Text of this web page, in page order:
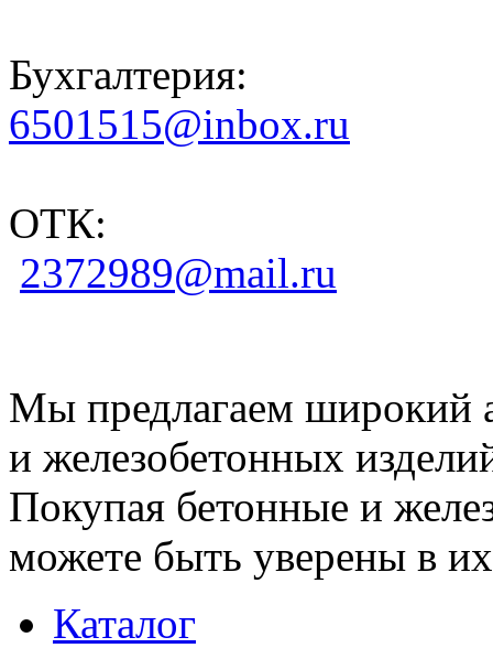
Бухгалтерия:
6501515@inbox.ru
ОТК:
2372989@mail.ru
Мы предлагаем широкий
и железобетонных
Покупая бетонные и
можете быть уверены в их
Каталог